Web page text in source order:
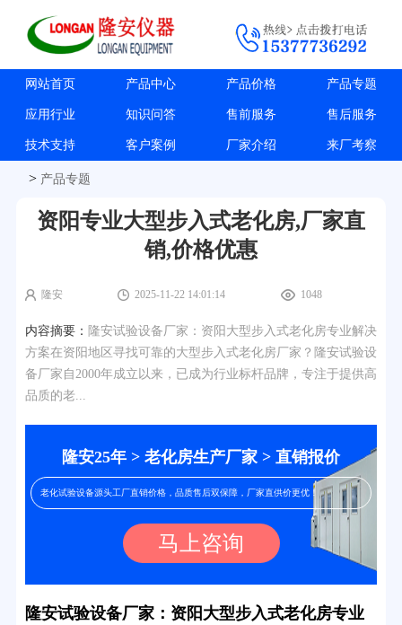
网站首页 产品中心 产品价格 产品专题
应用行业 知识问答 售前服务 售后服务
技术支持 客户案例 厂家介绍 来厂考察
> 产品专题
资阳专业大型步入式老化房,厂家直
销,价格优惠
隆安 2025-11-22 14:01:14 1048
内容摘要： 隆安试验设备厂家：资阳大型步入式老化房专业解决
方案在资阳地区寻找可靠的大型步入式老化房厂家？隆安试验设
备厂家自2000年成立以来，已成为行业标杆品牌，专注于提供高
品质的老...
隆安25年 > 老化房生产厂家 > 直销报价
老化试验设备源头工厂直销价格，品质售后双保障，厂家直供价更优！
马上咨询
隆安试验设备厂家：资阳大型步入式老化房专业